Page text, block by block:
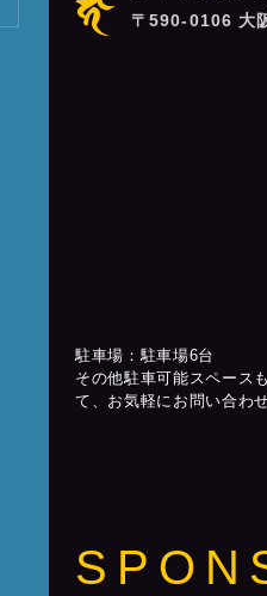
〒590-0106 大
駐車場：駐車場6台
その他駐車可能スペース
て、お気軽にお問い合わ